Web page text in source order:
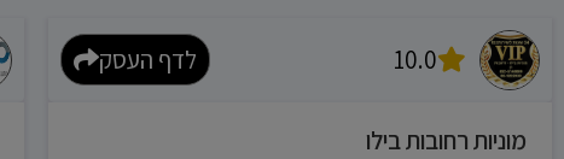
10.0 לדף העסק
מוניות רחובות בילו